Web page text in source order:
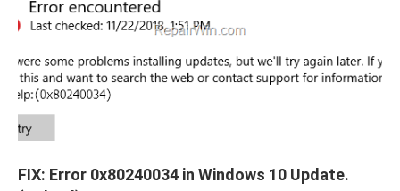
FIX: Error 0x80240034 in Windows 10 Update.